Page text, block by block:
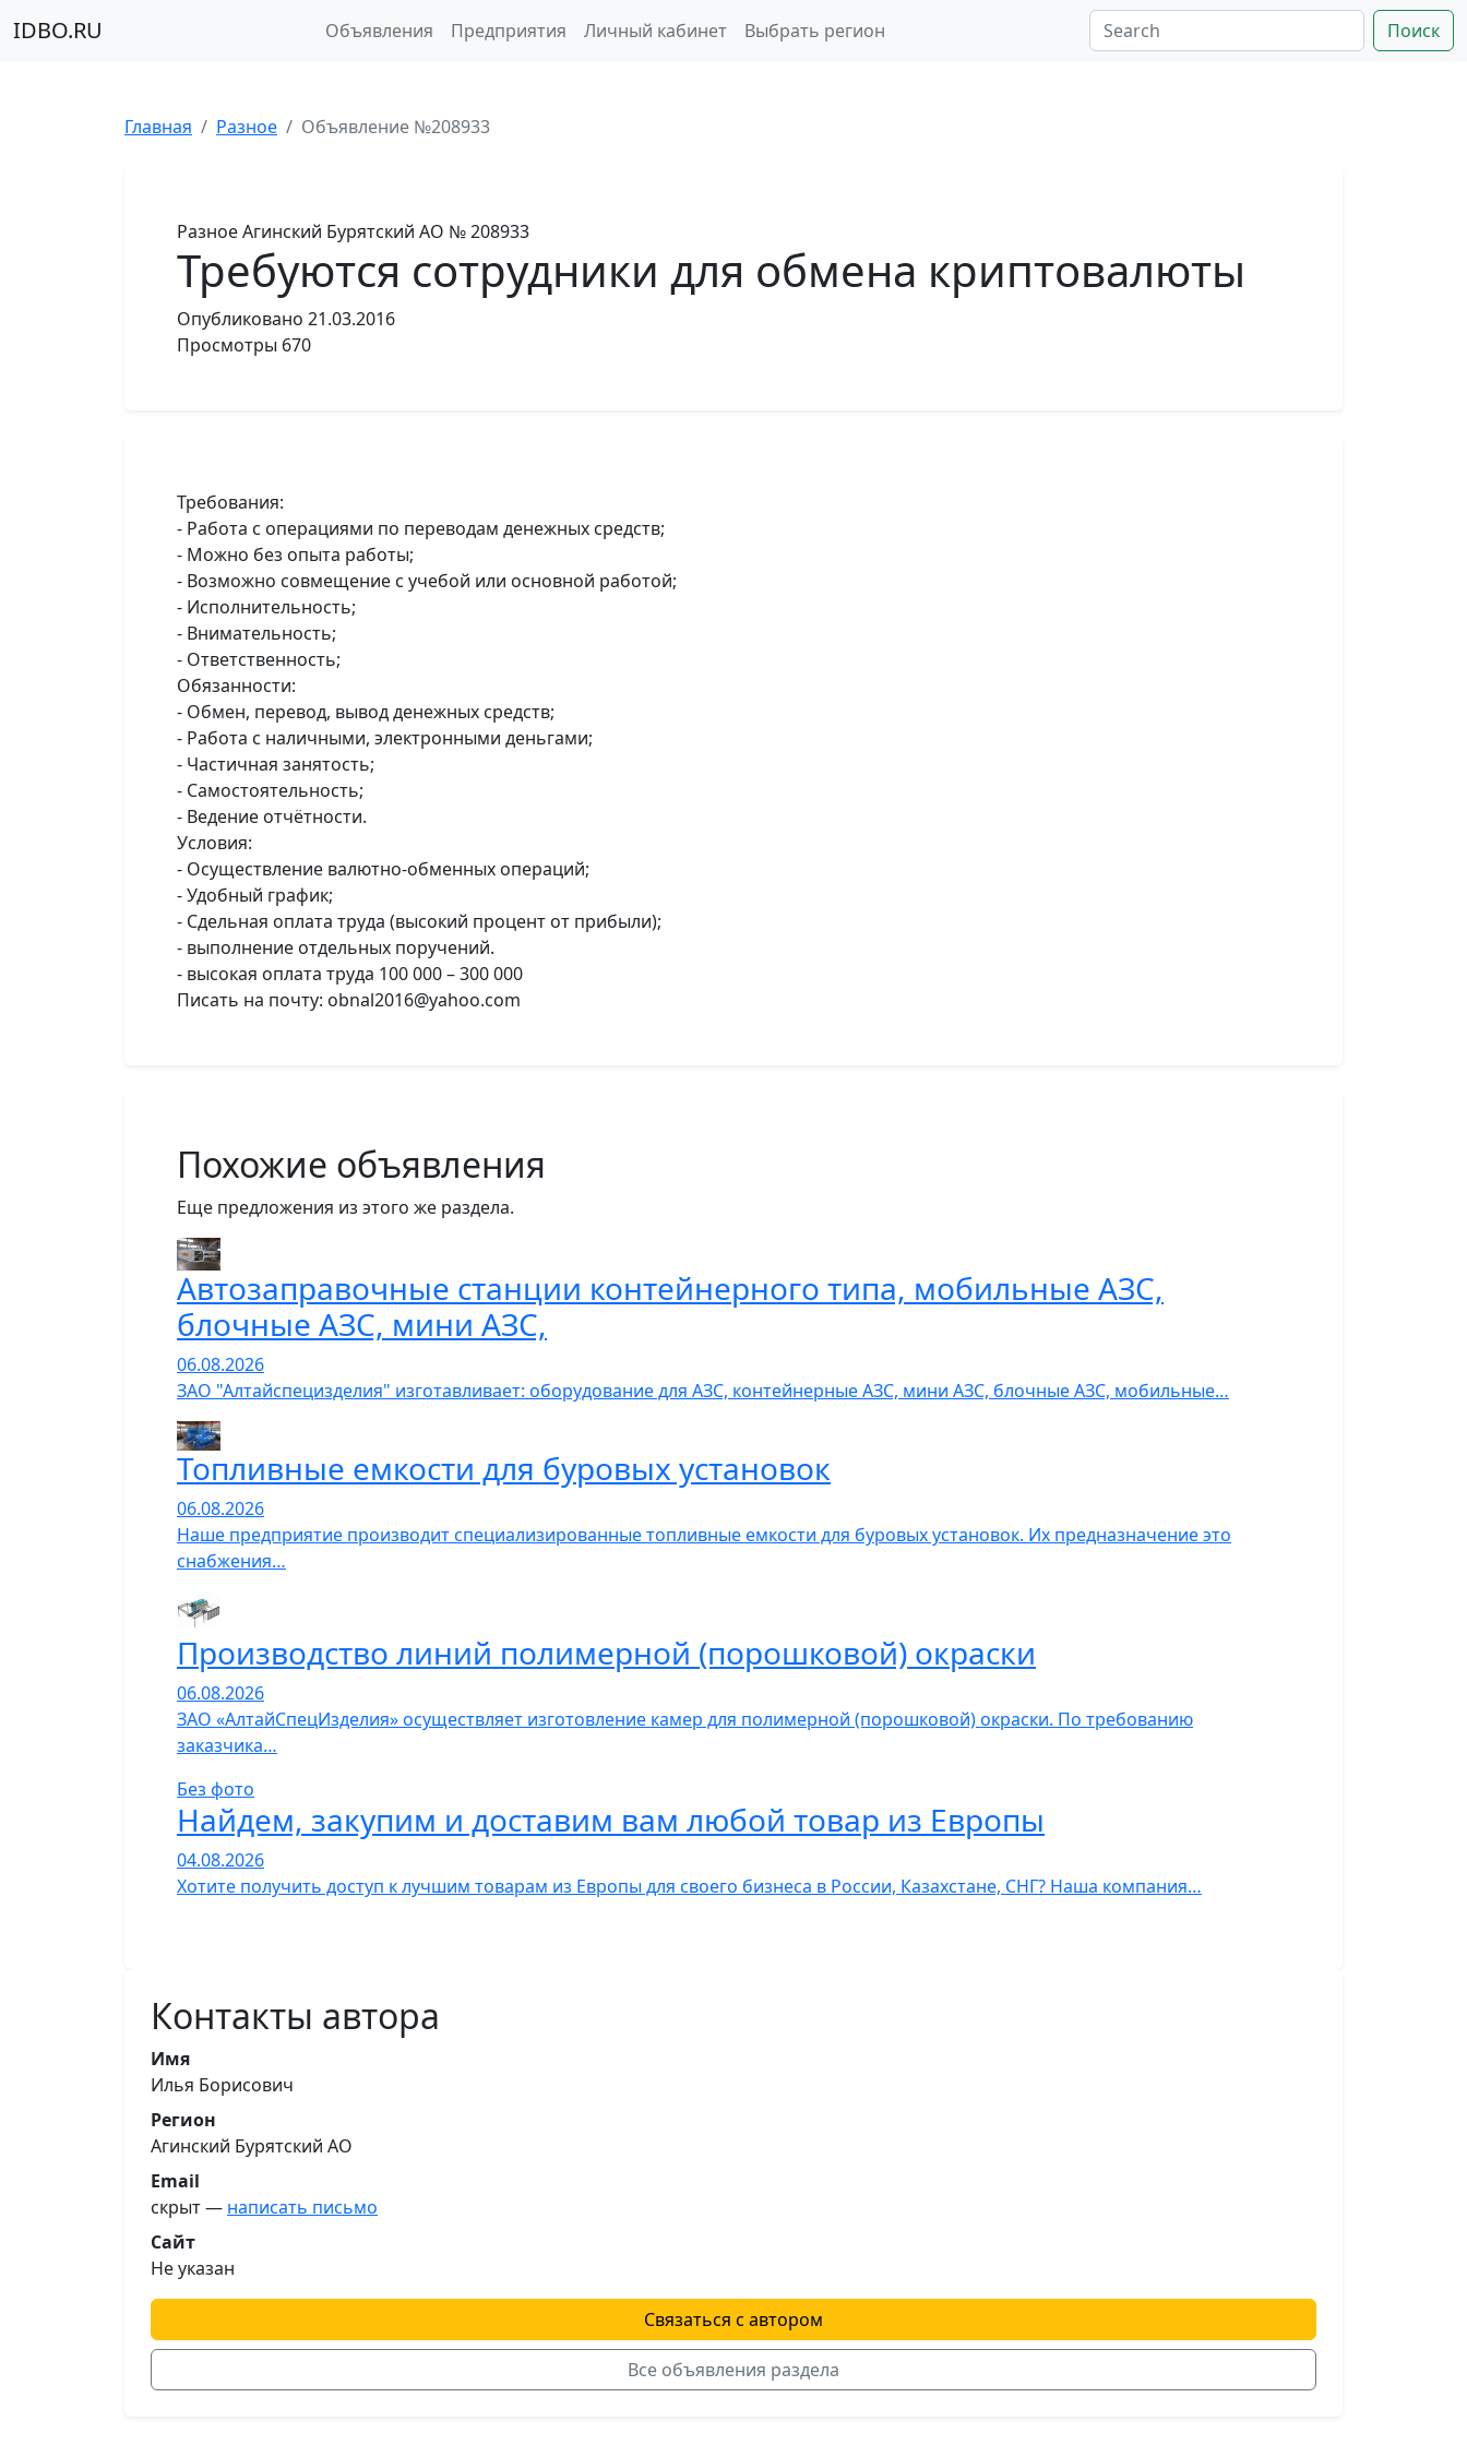
IDBO.RU Объявления Предприятия Личный кабинет Выбрать регион Поиск
Главная Разное Объявление №208933
РазноеАгинский Бурятский АО № 208933
Требуются сотрудники для обмена криптовалюты
Опубликовано 21.03.2016
Просмотры 670
Требования:
- Работа с операциями по переводам денежных средств;
- Можно без опыта работы;
- Возможно совмещение с учебой или основной работой;
- Исполнительность;
- Внимательность;
- Ответственность;
Обязанности:
- Обмен, перевод, вывод денежных средств;
- Работа с наличными, электронными деньгами;
- Частичная занятость;
- Самостоятельность;
- Ведение отчётности.
Условия:
- Осуществление валютно-обменных операций;
- Удобный график;
- Сдельная оплата труда (высокий процент от прибыли);
- выполнение отдельных поручений.
- высокая оплата труда 100 000 – 300 000
Писать на почту: obnal2016@yahoo.com
Похожие объявления
Еще предложения из этого же раздела.
Автозаправочные станции контейнерного типа, мобильные АЗС,
блочные АЗС, мини АЗС,
06.08.2026
ЗАО "Алтайспецизделия" изготавливает: оборудование для АЗС, контейнерные АЗС, мини АЗС, блочные АЗС, мобильные…
Топливные емкости для буровых установок
06.08.2026
Наше предприятие производит специализированные топливные емкости для буровых установок. Их предназначение это
снабжения…
Производство линий полимерной (порошковой) окраски
06.08.2026
ЗАО «АлтайСпецИзделия» осуществляет изготовление камер для полимерной (порошковой) окраски. По требованию
заказчика…
Без фото
Найдем, закупим и доставим вам любой товар из Европы
04.08.2026
Хотите получить доступ к лучшим товарам из Европы для своего бизнеса в России, Казахстане, СНГ? Наша компания…
Контакты автора
Имя
Илья Борисович
Регион
Агинский Бурятский АО
Email
скрыт — написать письмо
Сайт
Не указан
Связаться с автором
Все объявления раздела